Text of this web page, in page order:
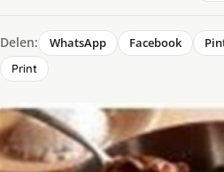
Delen: WhatsApp Facebook
Print